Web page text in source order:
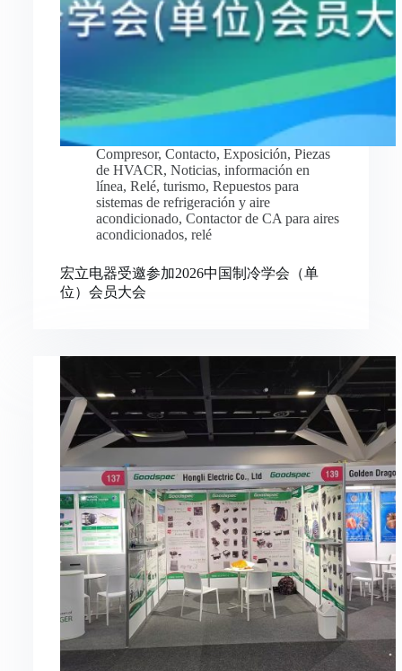
Compresor, Contacto, Exposición, Piezas
de HVACR, Noticias, información en
línea, Relé, turismo, Repuestos para
sistemas de refrigeración y aire
acondicionado, Contactor de CA para aires
acondicionados, relé
宏立电器受邀参加2026中国制冷学会（单
位）会员大会